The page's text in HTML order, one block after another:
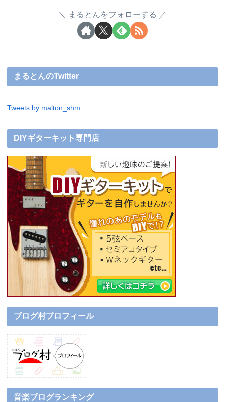
まるとんをフォローする
まるとんのTwitter
Tweets by malton_shm
DIYギターキット専門店
ブログ村プロフィール
音楽ブログランキング